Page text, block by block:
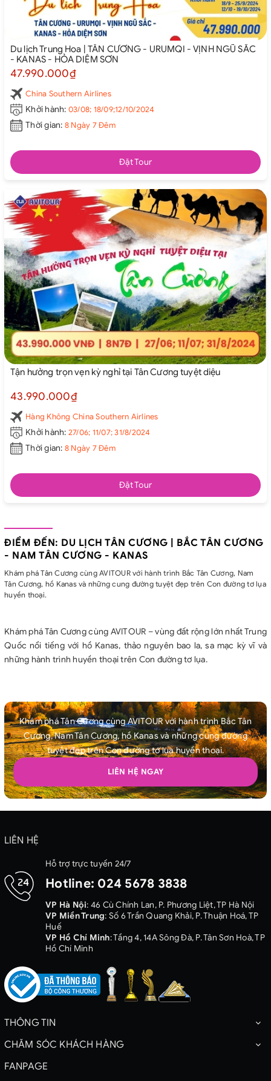
Du lịch Trung Hoa | TÂN CƯƠNG - URUMQI - VỊNH NGŨ SẮC
- KANAS - HỎA DIỆM SƠN
47.990.000₫
China Southern Airlines
Khởi hành: 03/08; 18/09;12/10/2024
Thời gian: 8 Ngày 7 Đêm
Đặt Tour
Tận hưởng trọn vẹn kỳ nghỉ tại Tân Cương tuyệt diệu
43.990.000₫
Hàng Không China Southern Airlines
Khởi hành: 27/06; 11/07; 31/8/2024
Thời gian: 8 Ngày 7 Đêm
Đặt Tour
ĐIỂM ĐẾN: DU LỊCH TÂN CƯƠNG | BẮC TÂN CƯƠNG
- NAM TÂN CƯƠNG - KANAS
Khám phá Tân Cương cùng AVITOUR với hành trình Bắc Tân Cương, Nam
Tân Cương, hồ Kanas và những cung đường tuyệt đẹp trên Con đường tơ lụa
huyền thoại.
Khám phá Tân Cương cùng AVITOUR – vùng đất rộng lớn nhất Trung
Quốc nổi tiếng với hồ Kanas, thảo nguyên bao la, sa mạc kỳ vĩ và
những hành trình huyền thoại trên Con đường tơ lụa.
Khám phá Tân Cương cùng AVITOUR với hành trình Bắc Tân
Cương, Nam Tân Cương, hồ Kanas và những cung đường
tuyệt đẹp trên Con đường tơ lụa huyền thoại.
LIÊN HỆ NGAY
LIÊN HỆ
Hỗ trợ trực tuyến 24/7
Hotline: 024 5678 3838
VP Hà Nội: 46 Cù Chính Lan, P. Phương Liệt, TP Hà Nội
VP Miền Trung: Số 6 Trần Quang Khải, P. Thuận Hoá, TP
Huế
VP Hồ Chí Minh: Tầng 4, 14A Sông Đà, P. Tân Sơn Hoà, TP
Hồ Chí Minh
THÔNG TIN
CHĂM SÓC KHÁCH HÀNG
FANPAGE